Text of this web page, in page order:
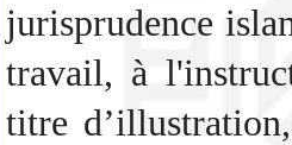
jurisprudence
travail, à
titre